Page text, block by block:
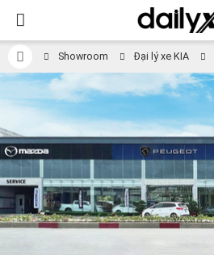
Showroom Đại lý xe KIA